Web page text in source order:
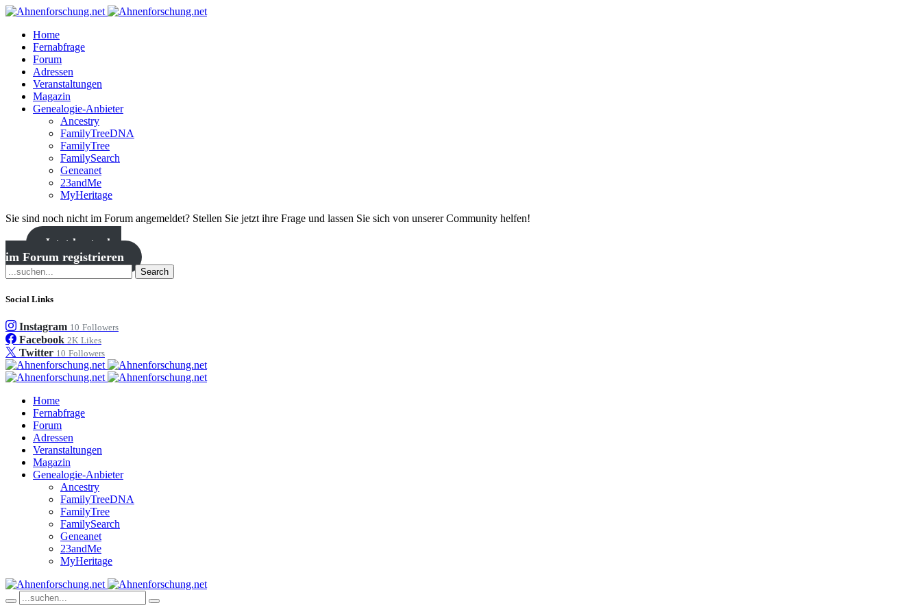
Home
Fernabfrage
Forum
Adressen
Veranstaltungen
Magazin
Genealogie-Anbieter
Ancestry
FamilyTreeDNA
FamilyTree
FamilySearch
Geneanet
23andMe
MyHeritage
Sie sind noch nicht im Forum angemeldet? Stellen Sie jetzt ihre Frage und lassen Sie sich von unserer Community helfen!
Jetzt kostenlos
im Forum registrieren
Search
Social Links
Instagram 10 Followers
Facebook 2K Likes
Twitter 10 Followers
Home
Fernabfrage
Forum
Adressen
Veranstaltungen
Magazin
Genealogie-Anbieter
Ancestry
FamilyTreeDNA
FamilyTree
FamilySearch
Geneanet
23andMe
MyHeritage